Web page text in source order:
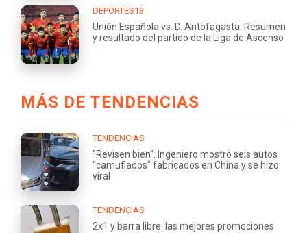
DEPORTES13
Unión Española vs. D. Antofagasta: Resumen
y resultado del partido de la Liga de Ascenso
MÁS DE TENDENCIAS
TENDENCIAS
"Revisen bien": Ingeniero mostró seis autos
"camuflados" fabricados en China y se hizo
viral
TENDENCIAS
2x1 y barra libre: las mejores promociones